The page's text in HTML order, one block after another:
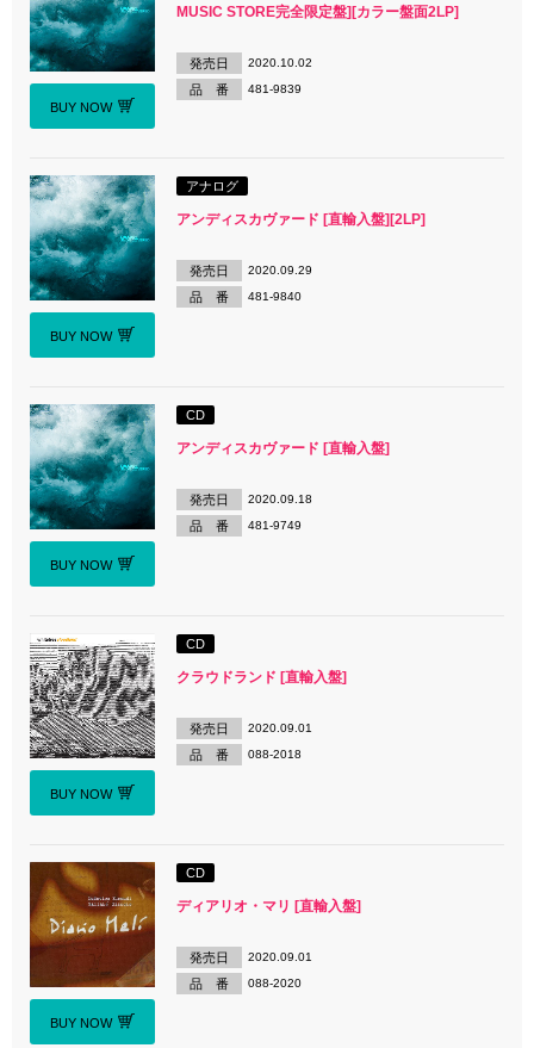
BUY NOW
MUSIC STORE完全限定盤][カラー盤面2LP]
発売日 2020.10.02
品 番 481-9839
BUY NOW
アナログ
アンディスカヴァード [直輸入盤][2LP]
発売日 2020.09.29
品 番 481-9840
BUY NOW
CD
アンディスカヴァード [直輸入盤]
発売日 2020.09.18
品 番 481-9749
BUY NOW
CD
クラウドランド [直輸入盤]
発売日 2020.09.01
品 番 088-2018
BUY NOW
CD
ディアリオ・マリ [直輸入盤]
発売日 2020.09.01
品 番 088-2020